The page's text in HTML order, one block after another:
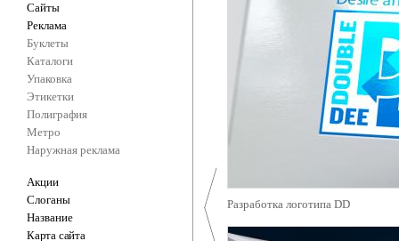
Сайты
Реклама
Буклеты
Каталоги
Упаковка
Этикетки
Полиграфия
Метро
Наружная реклама
Акции
Слоганы
Название
Карта сайта
Разработка логотипа DD